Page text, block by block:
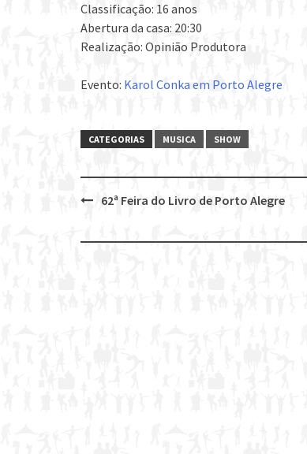
Classificação: 16 anos
Abertura da casa: 20:30
Realização: Opinião Produtora
Evento: Karol Conka em Porto Alegre
CATEGORIAS MUSICA SHOW
navigation
62ª Feira do Livro de Porto Alegre